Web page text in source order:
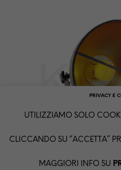
PRIVACY E
UTILIZZIAMO SOLO
CLICCANDO SU “ACCETTA”
MAGGIORI INFO SU